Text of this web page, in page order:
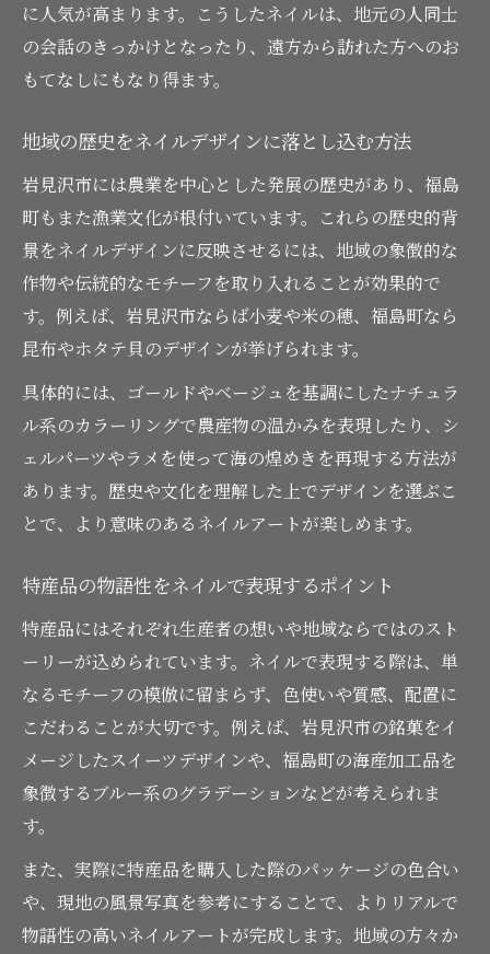
に人気が高まります。こうしたネイルは、地元の人同士
の会話のきっかけとなったり、遠方から訪れた方へのお
もてなしにもなり得ます。
地域の歴史をネイルデザインに落とし込む方法
岩見沢市には農業を中心とした発展の歴史があり、福島
町もまた漁業文化が根付いています。これらの歴史的背
景をネイルデザインに反映させるには、地域の象徴的な
作物や伝統的なモチーフを取り入れることが効果的で
す。例えば、岩見沢市ならば小麦や米の穂、福島町なら
昆布やホタテ貝のデザインが挙げられます。
具体的には、ゴールドやベージュを基調にしたナチュラ
ル系のカラーリングで農産物の温かみを表現したり、シ
ェルパーツやラメを使って海の煌めきを再現する方法が
あります。歴史や文化を理解した上でデザインを選ぶこ
とで、より意味のあるネイルアートが楽しめます。
特産品の物語性をネイルで表現するポイント
特産品にはそれぞれ生産者の想いや地域ならではのスト
ーリーが込められています。ネイルで表現する際は、単
なるモチーフの模倣に留まらず、色使いや質感、配置に
こだわることが大切です。例えば、岩見沢市の銘菓をイ
メージしたスイーツデザインや、福島町の海産加工品を
象徴するブルー系のグラデーションなどが考えられま
す。
また、実際に特産品を購入した際のパッケージの色合い
や、現地の風景写真を参考にすることで、よりリアルで
物語性の高いネイルアートが完成します。地域の方々か